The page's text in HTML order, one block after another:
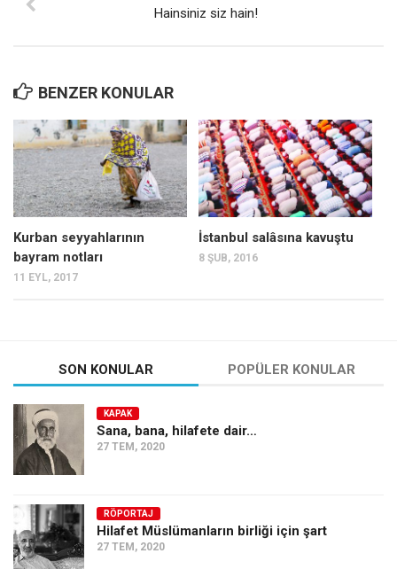
Hainsiniz siz hain!
BENZER KONULAR
Kurban seyyahlarının
bayram notları
11 EYL, 2017
İstanbul salâsına kavuştu
8 ŞUB, 2016
SON KONULAR POPÜLER KONULAR
KAPAK
Sana, bana, hilafete dair…
27 TEM, 2020
RÖPORTAJ
Hilafet Müslümanların birliği için şart
27 TEM, 2020